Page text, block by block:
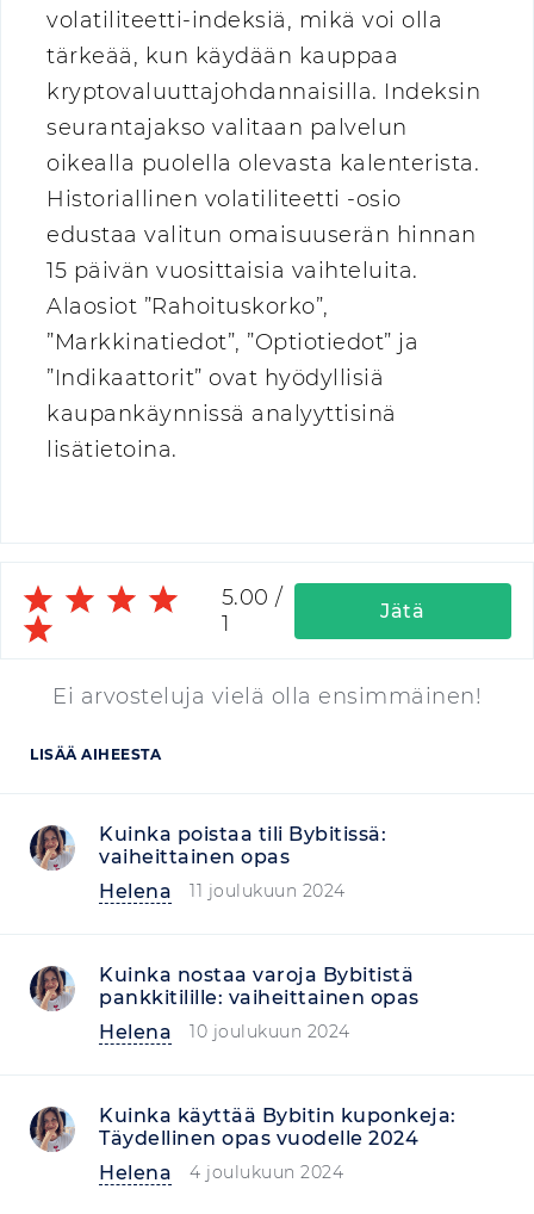
volatiliteetti-indeksiä, mikä voi olla
tärkeää, kun käydään kauppaa
kryptovaluuttajohdannaisilla. Indeksin
seurantajakso valitaan palvelun
oikealla puolella olevasta kalenterista.
Historiallinen volatiliteetti -osio
edustaa valitun omaisuuserän hinnan
15 päivän vuosittaisia vaihteluita.
Alaosiot ”Rahoituskorko”,
”Markkinatiedot”, ”Optiotiedot” ja
”Indikaattorit” ovat hyödyllisiä
kaupankäynnissä analyyttisinä
lisätietoina.
5.00 /
1
Jätä
Ei arvosteluja vielä olla ensimmäinen!
LISÄÄ AIHEESTA
Kuinka poistaa tili Bybitissä:
vaiheittainen opas
Helena
11 joulukuun 2024
Kuinka nostaa varoja Bybitistä
pankkitilille: vaiheittainen opas
Helena
10 joulukuun 2024
Kuinka käyttää Bybitin kuponkeja:
Täydellinen opas vuodelle 2024
Helena
4 joulukuun 2024